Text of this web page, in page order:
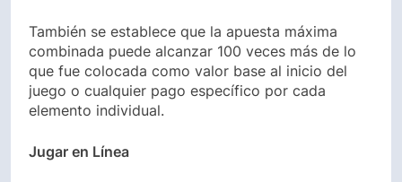
También se establece que la apuesta máxima
combinada puede alcanzar 100 veces más de lo
que fue colocada como valor base al inicio del
juego o cualquier pago específico por cada
elemento individual.
Jugar en Línea